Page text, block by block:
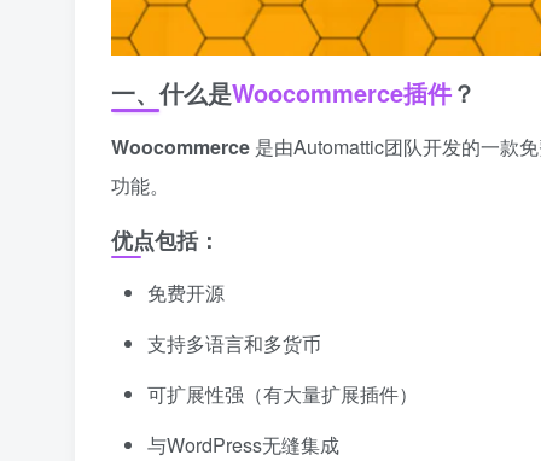
一、什么是Woocommerce插件？
Woocommerce 是由Automattic团队开发的一款
功能。
优点包括：
免费开源
支持多语言和多货币
可扩展性强（有大量扩展插件）
与WordPress无缝集成